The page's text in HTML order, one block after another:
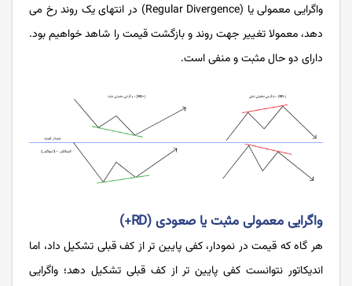
‌واگرایی معمولی یا (Regular Divergence) در انتهای یک روند رخ می
دهد، معمولا تغییر جهت روند و بازگشت قیمت را شاهد خواهیم بود.
دارای دو حال مثبت و منفی است.
واگرایی معمولی مثبت یا صعودی (RD+)
‌هر گاه که قیمت در نمودار، کفی پایین ‌تر از کف قبلی تشکیل داد، اما
اندیکاتور نتوانست کفی پایین تر از کف قبلی تشکیل دهد؛ واگرایی